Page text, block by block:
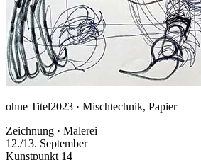
ohne Titel2023 · Mischtechnik, Papier
Zeichnung · Malerei
12./13. September
Kunstpunkt 14